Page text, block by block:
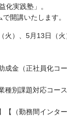
化実践塾」。
開講いたします。
火）、5月13日（火
金（正社員化コー
種別課題対応コース
【（勤務間インタ